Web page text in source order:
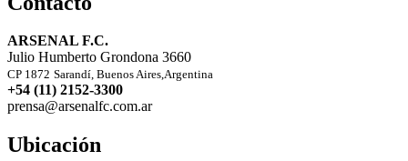
ARSENAL F.C.
Julio Humberto Grondona 3660
CP 1872 Sarandí, Buenos Aires,Argentina
+54 (11) 2152-3300
prensa@arsenalfc.com.ar
Ubicación